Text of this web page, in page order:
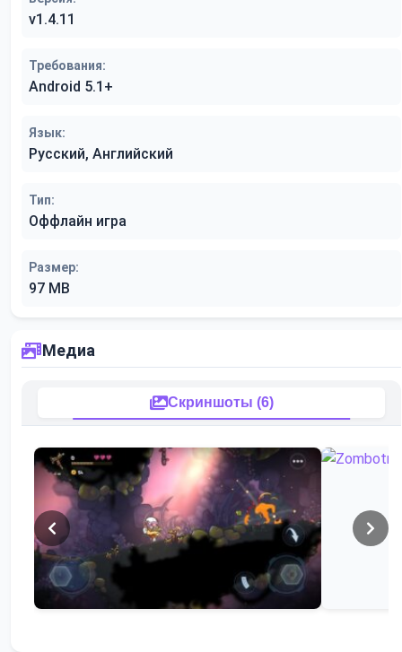
v1.4.11
Требования:
Android 5.1+
Язык:
Русский, Английский
Тип:
Оффлайн игра
Размер:
97 MB
Медиа
Скриншоты (6)